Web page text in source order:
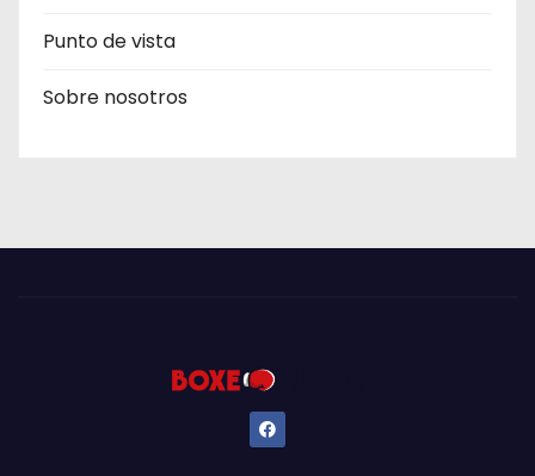
Punto de vista
Sobre nosotros